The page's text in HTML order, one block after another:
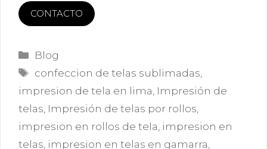
CONTACTO
Categorías
Blog
Etiquetas
confeccion de telas sublimadas
impresion de tela en lima Impresión de
telas Impresión de telas por rollos
impresion en rollos de tela impresion en
telas impresion en telas en gamarra